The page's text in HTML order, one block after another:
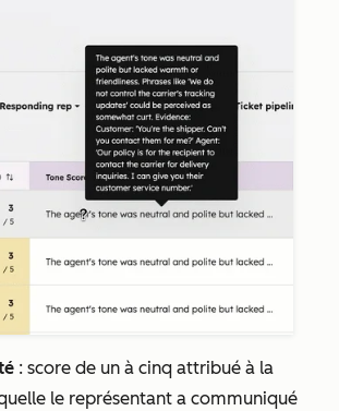
: score de un à cinq attribué à la
le représentant a communiqué